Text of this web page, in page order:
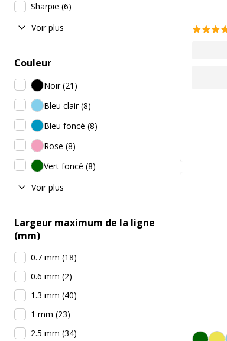
Sharpie (6)
Voir plus
Couleur
Noir(21 )
Bleu clair(8)
Bleu foncé (8)
Rose (8)
Vert foncé (8)
Voir plus
Largeur maximum de la ligne
(mm)
0.7 mm (18)
0.6 mm (2)
1.3 mm (40)
1 mm (23)
2.5 mm (34)
Vert foncé